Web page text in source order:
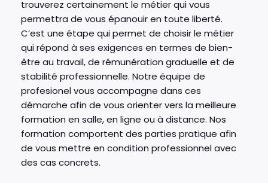
trouverez certainement le métier qui vous
permettra de vous épanouir en toute liberté.
C’est une étape qui permet de choisir le métier
qui répond à ses exigences en termes de bien-
être au travail, de rémunération graduelle et de
stabilité professionnelle. Notre équipe de
profesionel vous accompagne dans ces
démarche afin de vous orienter vers la meilleure
formation en salle, en ligne ou à distance. Nos
formation comportent des parties pratique afin
de vous mettre en condition professionnel avec
des cas concrets.